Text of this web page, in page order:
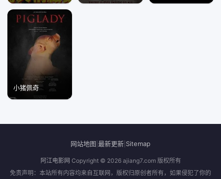
小猪佩奇
网站地图 最新更新 Sitemap
阿江电影网 Copyright © 2026 ajiang7.com 版权所有
免责声明：本站所有内容均来自互联网，版权归原创者所有，如果侵犯了你的